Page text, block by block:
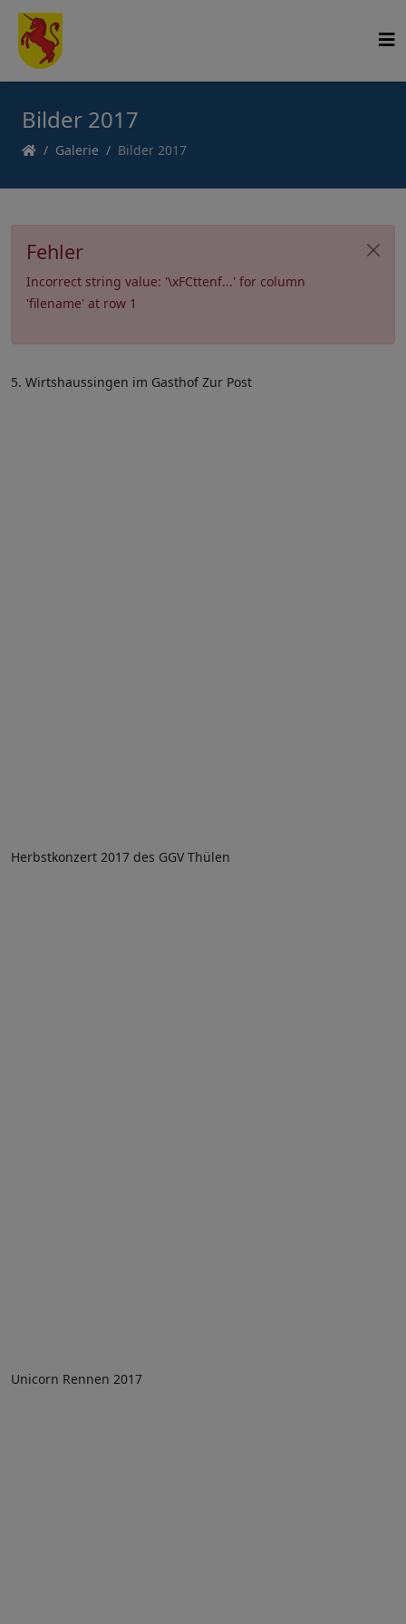
Bilder 2017
Galerie Bilder 2017
Fehler
Incorrect string value: '\xFCttenf...' for column
'filename' at row 1
5. Wirtshaussingen im Gasthof Zur Post
Herbstkonzert 2017 des GGV Thülen
Unicorn Rennen 2017